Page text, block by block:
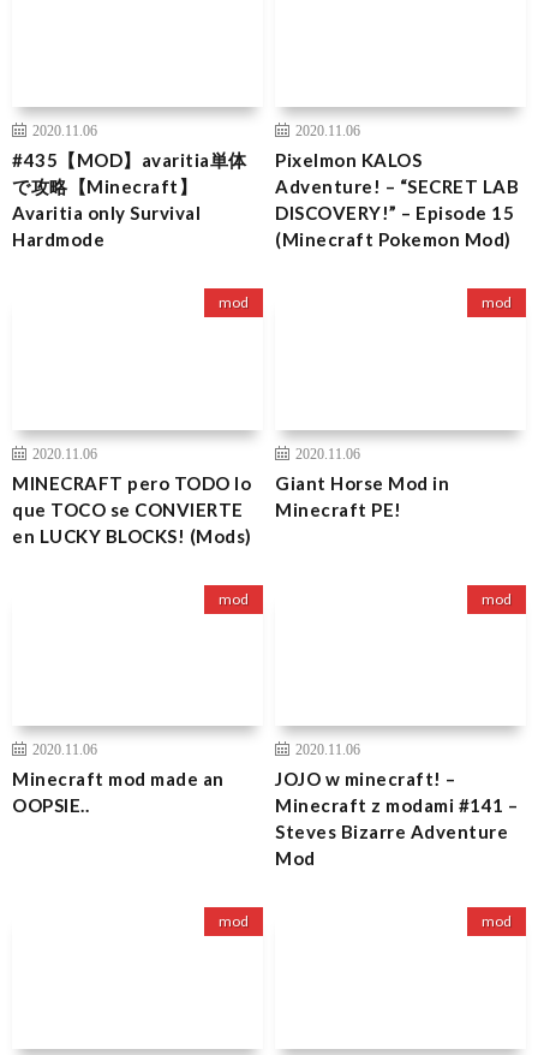
2020.11.06
#435【MOD】avaritia単体
で攻略【Minecraft】
Avaritia only Survival
Hardmode
2020.11.06
Pixelmon KALOS
Adventure! – “SECRET LAB
DISCOVERY!” – Episode 15
(Minecraft Pokemon Mod)
mod
2020.11.06
MINECRAFT pero TODO lo
que TOCO se CONVIERTE
en LUCKY BLOCKS! (Mods)
mod
2020.11.06
Giant Horse Mod in
Minecraft PE!
mod
2020.11.06
Minecraft mod made an
OOPSIE..
mod
2020.11.06
JOJO w minecraft! –
Minecraft z modami #141 –
Steves Bizarre Adventure
Mod
mod mod